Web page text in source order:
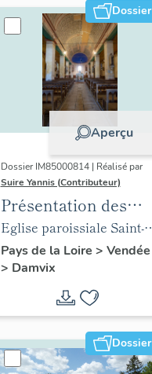
Dossier
Aperçu
Dossier IM85000814 | Réalisé par
Suire Yannis (Contributeur)
Présentation des
objets mobiliers de
l'église de Damvix
Eglise paroissiale Saint-
Guy de Damvix
Pays de la Loire > Vendée
> Damvix
Dossier